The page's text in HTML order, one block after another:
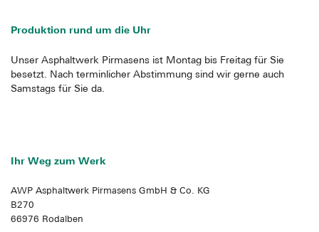
Produktion rund um die Uhr
Unser Asphaltwerk Pirmasens ist Montag bis Freitag für Sie
besetzt. Nach terminlicher Abstimmung sind wir gerne auch
Samstags für Sie da.
Ihr Weg zum Werk
AWP Asphaltwerk Pirmasens GmbH & Co. KG
B270
66976 Rodalben